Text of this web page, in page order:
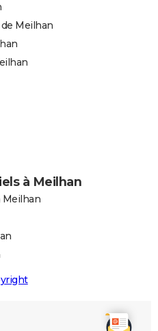
Meilhan
à Meilhan
Meilhan